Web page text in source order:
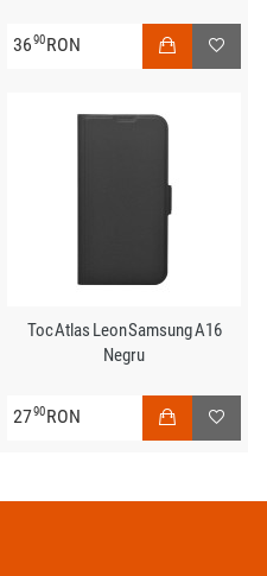
3690RON
Toc Atlas Leon Samsung A16
Negru
2790RON